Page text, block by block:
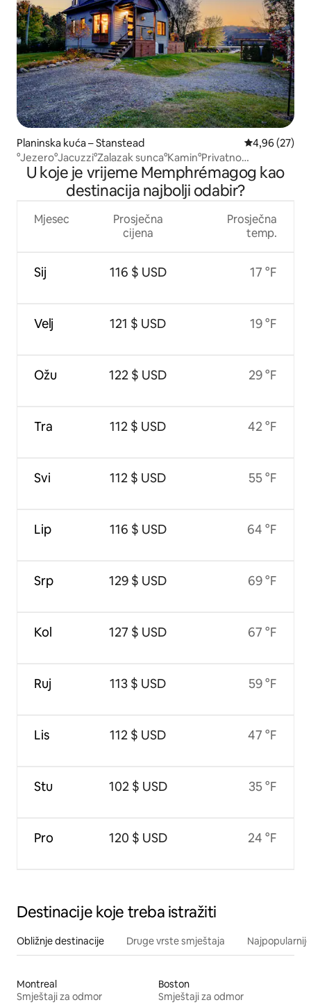
Planinska kuća – Stanstead Prosječna
4,96 (27)
°Jezero°Jacuzzi°Zalazak sunca°Kamin°Privatno
pristanište°
U koje je vrijeme Memphrémagog kao
destinacija najbolji odabir?
Mjesec
Sij
Velj
Ožu
Tra
Svi
Lip
Srp
Kol
Ruj
Lis
Stu
Pro
Prosječna
cijena
116 $ USD
121 $ USD
122 $ USD
112 $ USD
112 $ USD
116 $ USD
129 $ USD
127 $ USD
113 $ USD
112 $ USD
102 $ USD
120 $ USD
Prosječna
temp.
17 °F
19 °F
29 °F
42 °F
55 °F
64 °F
69 °F
67 °F
59 °F
47 °F
35 °F
24 °F
Destinacije koje treba istražiti
Obližnje destinacije Druge vrste smještaja
Montreal
Smještaji za odmor
Boston
Smještaji za odmor